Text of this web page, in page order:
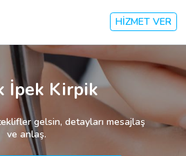
HİZMET VER
İpek Kirpik
gelsin, detayları mesajlaş
ve anlaş.